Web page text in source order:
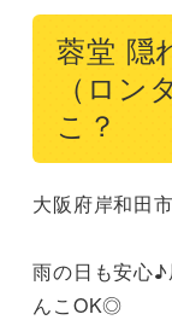
蓉堂 隠
（ロン
こ？
大阪府岸和田
雨の日も安心
んこOK◎